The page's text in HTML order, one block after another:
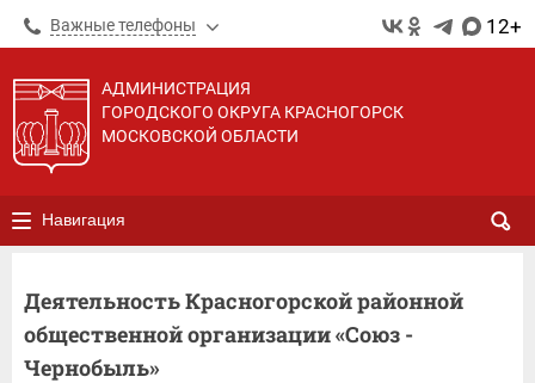
Важные телефоны 12+
АДМИНИСТРАЦИЯ
ГОРОДСКОГО ОКРУГА КРАСНОГОРСК
МОСКОВСКОЙ ОБЛАСТИ
Навигация
Деятельность Красногорской районной
общественной организации «Союз -
Чернобыль»